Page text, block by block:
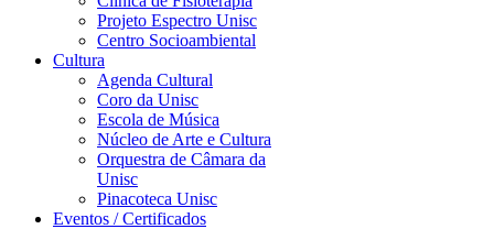
Projeto Espectro Unisc
Centro Socioambiental
Cultura
Agenda Cultural
Coro da Unisc
Escola de Música
Núcleo de Arte e Cultura
Orquestra de Câmara da
Unisc
Pinacoteca Unisc
Eventos / Certificados